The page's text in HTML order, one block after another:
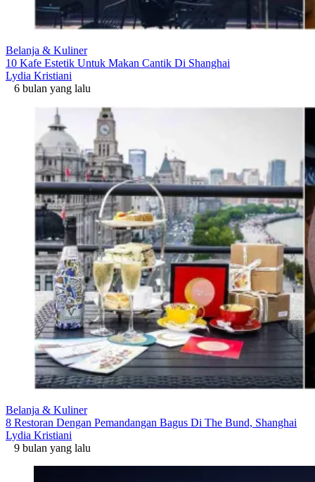
Belanja & Kuliner
10 Kafe Estetik Untuk Makan Cantik Di Shanghai
Lydia Kristiani
6 bulan yang lalu
Belanja & Kuliner
8 Restoran Dengan Pemandangan Bagus Di The Bund, Shanghai
Lydia Kristiani
9 bulan yang lalu